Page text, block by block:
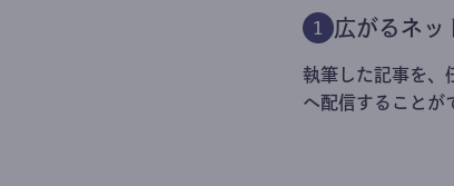
1 広がるネッ
執筆した記事を
へ配信することが